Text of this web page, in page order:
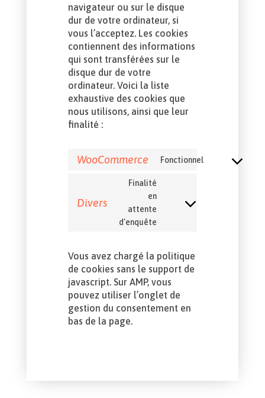
navigateur ou sur le disque
dur de votre ordinateur, si
vous l’acceptez. Les cookies
contiennent des informations
qui sont transférées sur le
disque dur de votre
ordinateur. Voici la liste
exhaustive des cookies que
nous utilisons, ainsi que leur
finalité :
WooCommerce Fonctionnel
Consent
Divers
Finalité
en
attente
d’enquête
Consent
Vous avez chargé la politique
de cookies sans le support de
javascript. Sur AMP, vous
pouvez utiliser l’onglet de
gestion du consentement en
bas de la page.